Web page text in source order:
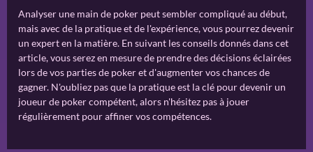
Analyser une main de poker peut sembler compliqué au début,
mais avec de la pratique et de l'expérience, vous pourrez devenir
un expert en la matière. En suivant les conseils donnés dans cet
article, vous serez en mesure de prendre des décisions éclairées
lors de vos parties de poker et d'augmenter vos chances de
gagner. N'oubliez pas que la pratique est la clé pour devenir un
joueur de poker compétent, alors n'hésitez pas à jouer
régulièrement pour affiner vos compétences.